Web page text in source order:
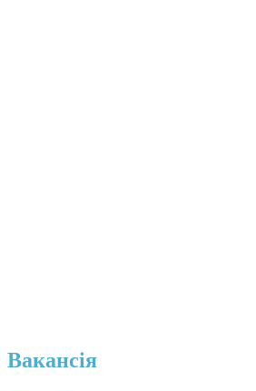
Вакансія